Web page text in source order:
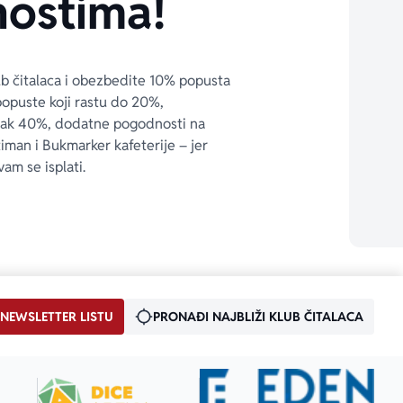
čitalaca i obezbedite 10% popusta
koji rastu do 20%,
40%, dodatne pogodnosti na
i Bukmarker kafeterije – jer
se isplati.
LISTU PRONAĐI NAJBLIŽI KLUB ČITALACA